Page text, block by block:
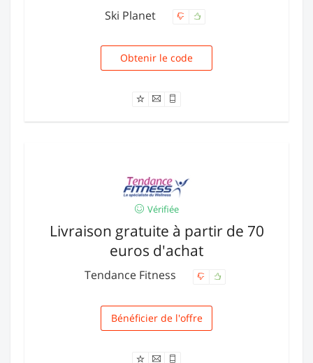
Ski Planet
LOC-5
Obtenir le code
Vérifiée
Livraison gratuite à partir de 70
euros d'achat
Tendance Fitness
Livraison
Bénéficier de l'offre